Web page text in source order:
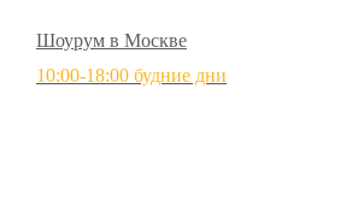
Шоурум в Москве
10:00-18:00 будние дни